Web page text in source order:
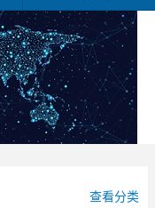
查看分类